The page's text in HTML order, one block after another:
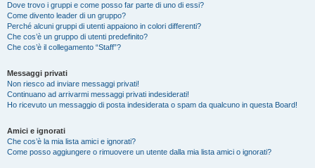
Dove trovo i gruppi e come posso far parte di uno di essi?
Come divento leader di un gruppo?
Perché alcuni gruppi di utenti appaiono in colori differenti?
Che cos’è un gruppo di utenti predefinito?
Che cos’è il collegamento “Staff”?
Messaggi privati
Non riesco ad inviare messaggi privati!
Continuano ad arrivarmi messaggi privati indesiderati!
Ho ricevuto un messaggio di posta indesiderata o spam da qualcuno in questa Board!
Amici e ignorati
Che cos’è la mia lista amici e ignorati?
Come posso aggiungere o rimuovere un utente dalla mia lista amici o ignorati?